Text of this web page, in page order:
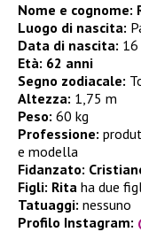
Nome e cognome:
Luogo di nascita:
Data di nascita:
Età: 62 anni
Segno zodiacale:
Altezza: 1,75 m
Peso: 60 kg
Professione:
e modella
Fidanzato:
Figli: Rita ha due
Tatuaggi: nessuno
Profilo Instagram: